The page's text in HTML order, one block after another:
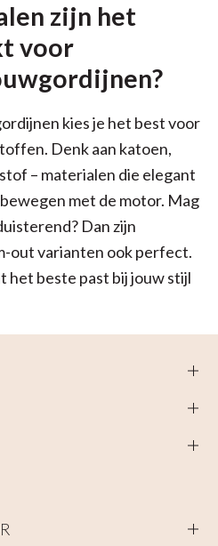
zijn het
voor
kies je het best voor
Denk aan katoen,
– materialen die elegant
met de motor. Mag
Dan zijn
out varianten ook perfect.
het beste past bij jouw stijl